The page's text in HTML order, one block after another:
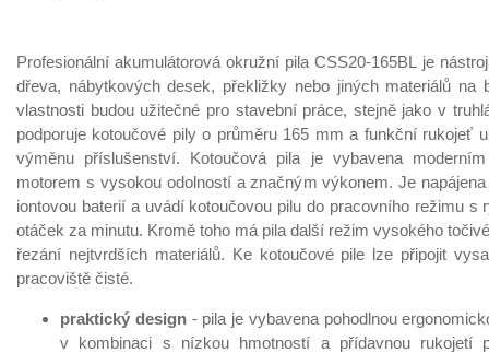
Profesionální akumulátorová okružní pila CSS20-165BL je
dřeva, nábytkových desek, překližky nebo jiných materiálů na
vlastnosti budou užitečné pro stavební práce, stejně jako v
podporuje kotoučové pily o průměru 165 mm a funkční rukojeť
výměnu příslušenství. Kotoučová pila je vybavena
motorem s vysokou odolností a značným výkonem. Je
iontovou baterií a uvádí kotoučovou pilu do pracovního režimu s
otáček za minutu. Kromě toho má pila další režim vysokého
řezání nejtvrdších materiálů. Ke kotoučové pile lze připojit
pracoviště čisté.
praktický design- pila je vybavena pohodlnou
v kombinaci s nízkou hmotností a přídavnou rukojetí